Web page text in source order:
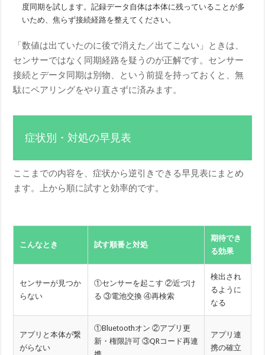
度同期を試します。記録データ自体は本体に残っていることが多
いため、焦らず接続経路を整えてください。
「数値は出ていたのに後で消えた／出てこない」ときは、
センサーではなく同期経路を疑うのが正解です。センサー
接続とデータ同期は別物、という前提を持っておくと、無
駄にペアリングをやり直さずに済みます。
症状別・対処の早見表
ここまでの内容を、症状から逆引きできる早見表にまとめ
ます。上から順に試すと効率的です。
こんなとき 試す順番と対処
期待でき
る効果
センサーが見つか
らない
①センサーを起こす ②近づけ
る ③電池交換 ④再検索
検出され
るように
なる
アプリと本体が繋
がらない
①Bluetoothオン ②アプリ更
新・権限許可 ③QRコード再連
アプリ連
携の確立